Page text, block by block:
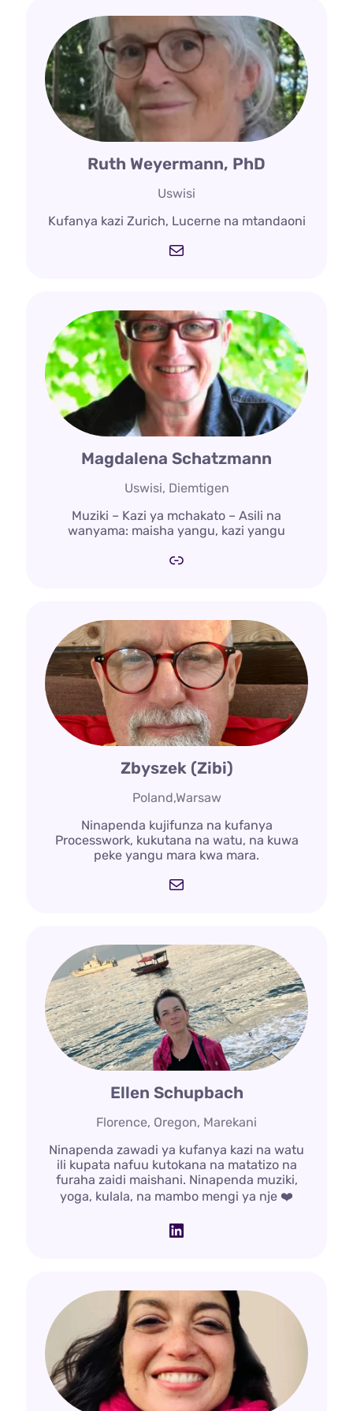
Ruth Weyermann, PhD
Uswisi
Kufanya kazi Zurich, Lucerne na mtandaoni
Barua
Magdalena Schatzmann
Uswisi, Diemtigen
Muziki – Kazi ya mchakato – Asili na
wanyama: maisha yangu, kazi yangu
Kiungo
Zbyszek (Zibi)
Poland,Warsaw
Ninapenda kujifunza na kufanya
Processwork, kukutana na watu, na kuwa
peke yangu mara kwa mara.
Barua
Ellen Schupbach
Florence, Oregon, Marekani
Ninapenda zawadi ya kufanya kazi na watu
ili kupata nafuu kutokana na matatizo na
furaha zaidi maishani. Ninapenda muziki,
yoga, kulala, na mambo mengi ya nje ❤️
LinkedIn